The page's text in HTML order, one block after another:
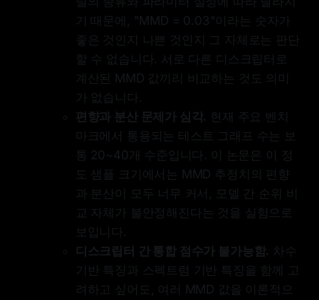
기 때문에, "MMD = 0.03"이라는 숫자가
좋은 것인지 나쁜 것인지 그 자체로는 판단
할 수 없습니다. 서로 다른 디스크립터로
계산된 MMD 값끼리 비교하는 것도 의미
가 없습니다.
편향과 분산 문제가 심각. 현재 주요 벤치
마크에서 통용되는 테스트 그래프 수는 보
통 20~40개 수준입니다. 이 논문은 이 정
도 샘플 크기에서는 MMD 추정치의 편향
과 분산이 모두 너무 커서, 모델 간 순위 비
교 자체가 불안정해진다는 것을 실험으로
보입니다.
디스크립터 간 통합 점수가 불가능함. 차수
기반 특징과 스펙트럼 기반 특징을 함께 고
려하고 싶어도, 여러 MMD 값을 이론적으